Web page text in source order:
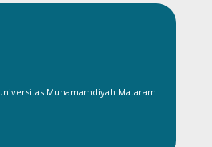
Muhamamdiyah Mataram